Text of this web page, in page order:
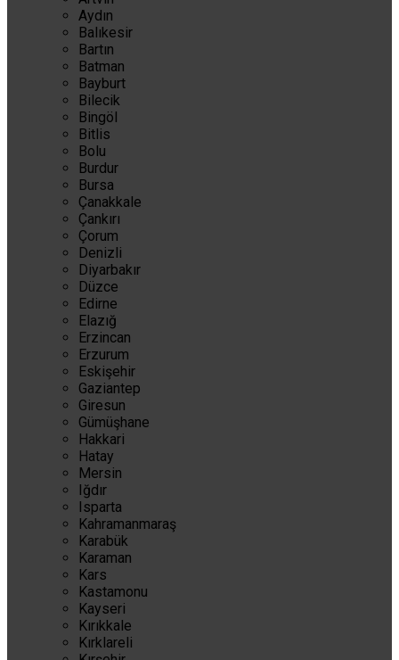
Aydın
Balıkesir
Bartın
Batman
Bayburt
Bilecik
Bingöl
Bitlis
Bolu
Burdur
Bursa
Çanakkale
Çankırı
Çorum
Denizli
Diyarbakır
Düzce
Edirne
Elazığ
Erzincan
Erzurum
Eskişehir
Gaziantep
Giresun
Gümüşhane
Hakkari
Hatay
Mersin
Iğdır
Isparta
Kahramanmaraş
Karabük
Karaman
Kars
Kastamonu
Kayseri
Kırıkkale
Kırklareli